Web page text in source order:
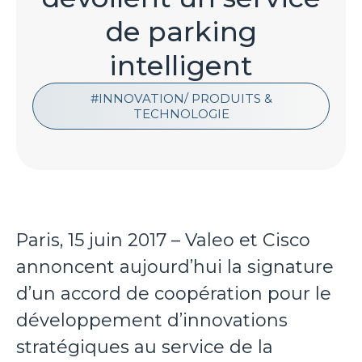
INNOVATION/ PRODUITS &
TECHNOLOGIE
de parking
intelligent
Paris, 15 juin 2017 – Valeo et Cisco
annoncent aujourd’hui la signature
d’un accord de coopération pour le
développement d’innovations
stratégiques au service de la